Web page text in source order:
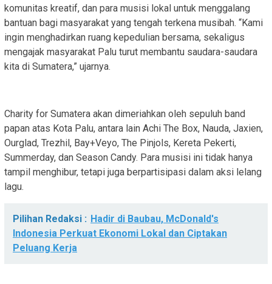
komunitas kreatif, dan para musisi lokal untuk menggalang
bantuan bagi masyarakat yang tengah terkena musibah. “Kami
ingin menghadirkan ruang kepedulian bersama, sekaligus
mengajak masyarakat Palu turut membantu saudara-saudara
kita di Sumatera,” ujarnya.
‎Charity for Sumatera akan dimeriahkan oleh sepuluh band
papan atas Kota Palu, antara lain Achi The Box, Nauda, Jaxien,
Ourglad, Trezhil, Bay+Veyo, The Pinjols, Kereta Pekerti,
Summerday, dan Season Candy. Para musisi ini tidak hanya
tampil menghibur, tetapi juga berpartisipasi dalam aksi lelang
lagu.
Pilihan Redaksi : Hadir di Baubau, McDonald's
Indonesia Perkuat Ekonomi Lokal dan Ciptakan
Peluang Kerja